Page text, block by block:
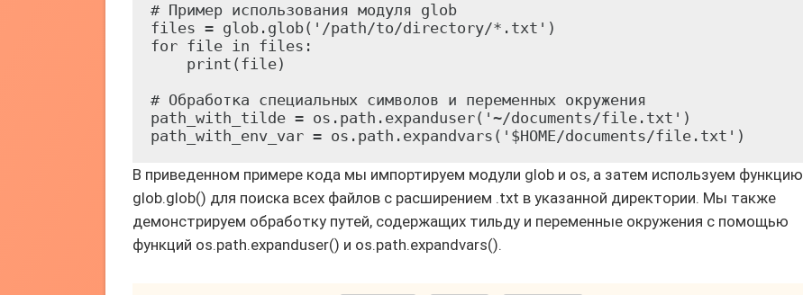
# Пример использования модуля glob
files = glob.glob('/path/to/directory/*.txt')
for file in files:
    print(file)
# Обработка специальных символов и переменных окружения
path_with_tilde = os.path.expanduser('~/documents/file.txt')
В приведенном примере кода мы импортируем модули glob и os, а затем используем функцию
glob.glob() для поиска всех файлов с расширением .txt в указанной директории. Мы также
демонстрируем обработку путей, содержащих тильду и переменные окружения с помощью
функций os.path.expanduser() и os.path.expandvars().